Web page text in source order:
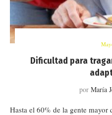
Dificultad para
por María
Hasta el 60% de la gente mayor